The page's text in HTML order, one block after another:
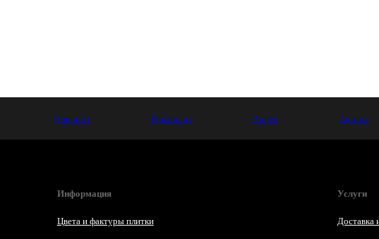
Новости Вакансии Видео Акции
Информация
Цвета и фактуры плитки
Услуги
Доставка